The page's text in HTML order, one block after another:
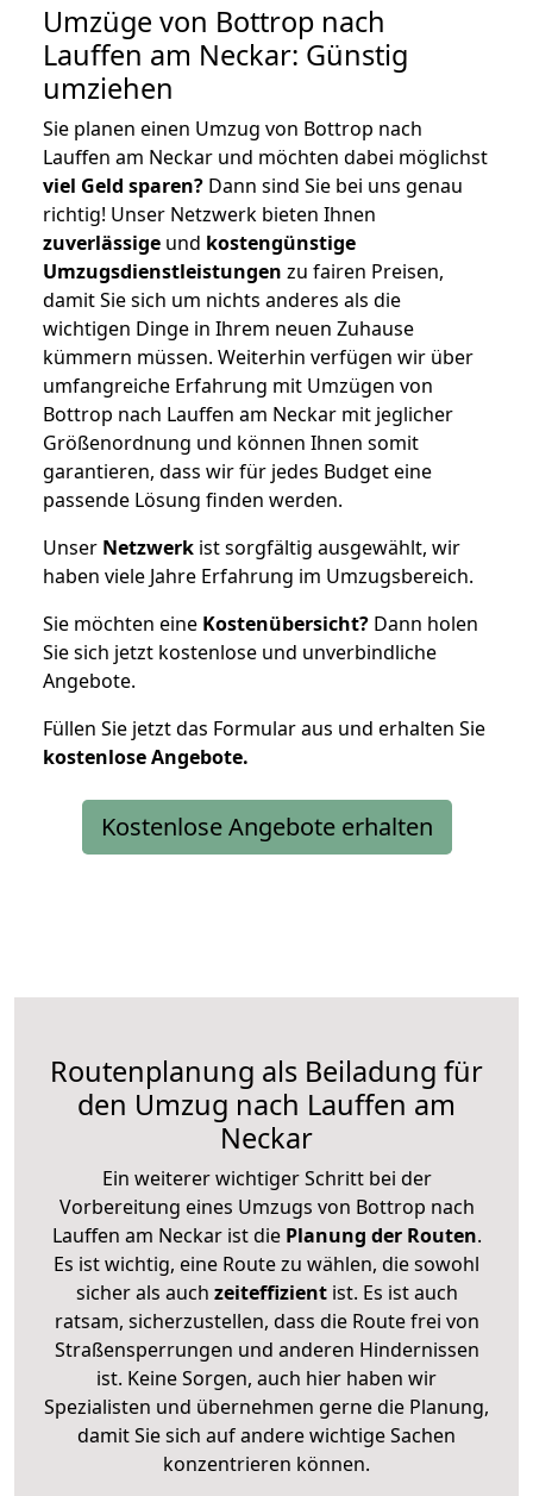
Umzüge von Bottrop nach
Lauffen am Neckar: Günstig
umziehen
Sie planen einen Umzug von Bottrop nach
Lauffen am Neckar und möchten dabei möglichst
viel Geld sparen? Dann sind Sie bei uns genau
richtig! Unser Netzwerk bieten Ihnen
zuverlässige und kostengünstige
Umzugsdienstleistungen zu fairen Preisen,
damit Sie sich um nichts anderes als die
wichtigen Dinge in Ihrem neuen Zuhause
kümmern müssen. Weiterhin verfügen wir über
umfangreiche Erfahrung mit Umzügen von
Bottrop nach Lauffen am Neckar mit jeglicher
Größenordnung und können Ihnen somit
garantieren, dass wir für jedes Budget eine
passende Lösung finden werden.
Unser Netzwerk ist sorgfältig ausgewählt, wir
haben viele Jahre Erfahrung im Umzugsbereich.
Sie möchten eine Kostenübersicht? Dann holen
Sie sich jetzt kostenlose und unverbindliche
Angebote.
Füllen Sie jetzt das Formular aus und erhalten Sie
kostenloseAngebote.
Kostenlose Angebote erhalten
Routenplanung als Beiladung für
den Umzug nach Lauffen am
Neckar
Ein weiterer wichtiger Schritt bei der
Vorbereitung eines Umzugs von Bottrop nach
Lauffen am Neckar ist diePlanung der Routen.
Es ist wichtig, eine Route zu wählen, die sowohl
sicher als auch zeiteffizientist. Es ist auch
ratsam, sicherzustellen, dass die Route frei von
Straßensperrungen und anderen Hindernissen
ist. Keine Sorgen, auch hier haben wir
Spezialisten und übernehmen gerne die Planung,
damit Sie sich auf andere wichtige Sachen
konzentrieren können.